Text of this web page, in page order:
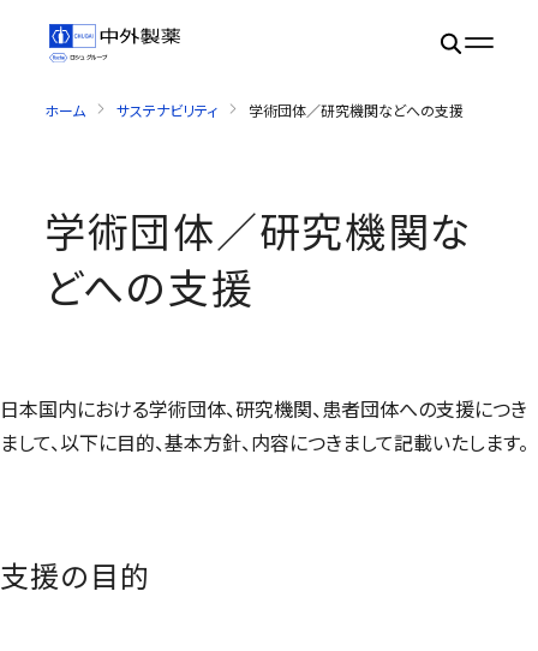
ホーム サステナビリティ 学術団体／研究機関などへの支援
学術団体／研究機関な
どへの支援
日本国内における学術団体、研究機関、患者団体への支援につき
まして、以下に目的、基本方針、内容につきまして記載いたします。
支援の目的